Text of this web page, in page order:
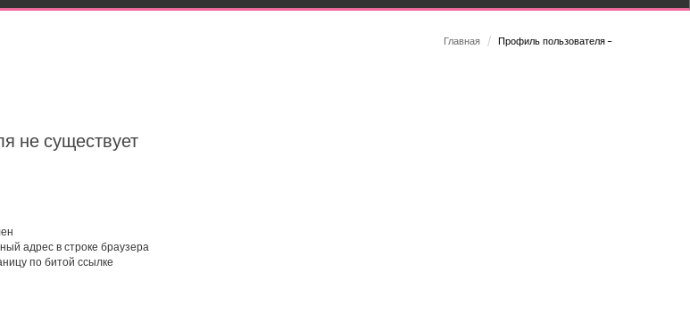
Главная / Профиль пользователя -
не существует
адрес в строке браузера
по битой ссылке